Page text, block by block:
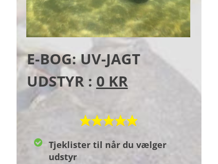
E-BOG: UV-JAGT
UDSTYR : 0 KR
Tjeklister til når du vælger
udstyr